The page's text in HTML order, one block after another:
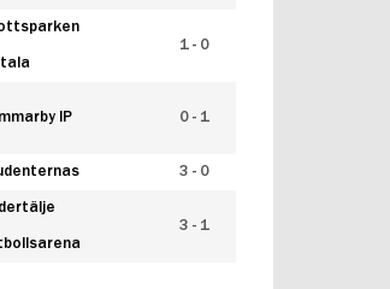
1 - 0
IP 0 - 1
3 - 0
3 - 1